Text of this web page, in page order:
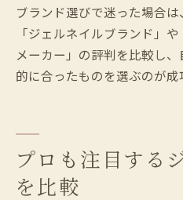
ブランド選びで迷った場合
「ジェルネイルブランド」
メーカー」の評判を比較し
的に合ったものを選ぶのが成
プロも注目する
を比較